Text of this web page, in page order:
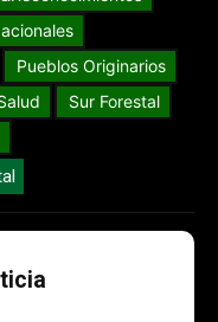
Pueblos Originarios
Sur Forestal